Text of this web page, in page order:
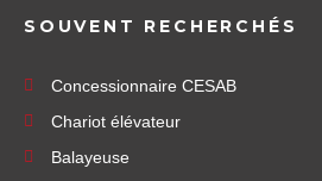
SOUVENT RECHERCHÉS
Concessionnaire CESAB
Chariot élévateur
Balayeuse